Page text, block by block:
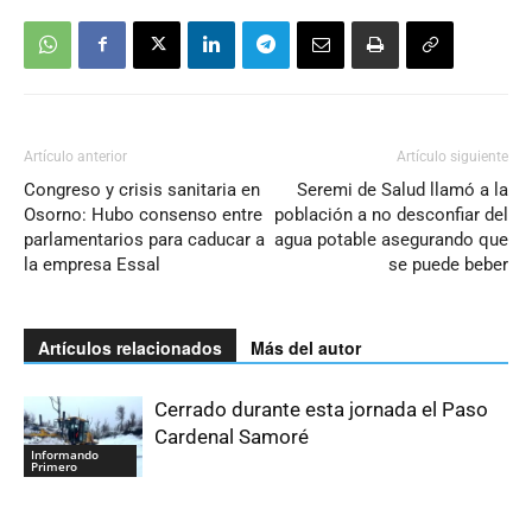
Artículo anterior
Congreso y crisis sanitaria en
Osorno: Hubo consenso entre
parlamentarios para caducar a
la empresa Essal
Artículo siguiente
Seremi de Salud llamó a la
población a no desconfiar del
agua potable asegurando que
se puede beber
Artículos relacionados Más del autor
Informando
Primero
Cerrado durante esta jornada el Paso
Cardenal Samoré